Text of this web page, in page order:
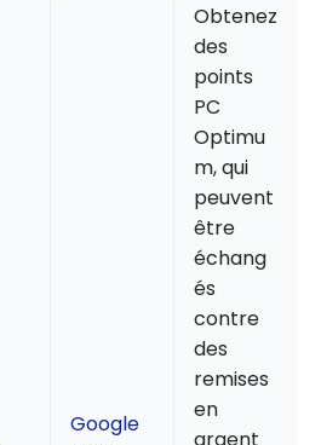
Google
Obtenez
des
points
PC
Optimu
m, qui
peuvent
être
échang
és
contre
des
remises
en
argent